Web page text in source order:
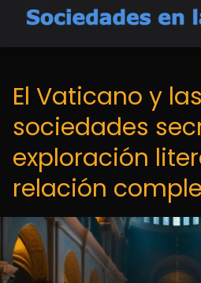
El Vaticano y las
sociedades
exploración
relación